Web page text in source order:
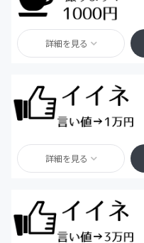
詳細を見る
詳細を見る